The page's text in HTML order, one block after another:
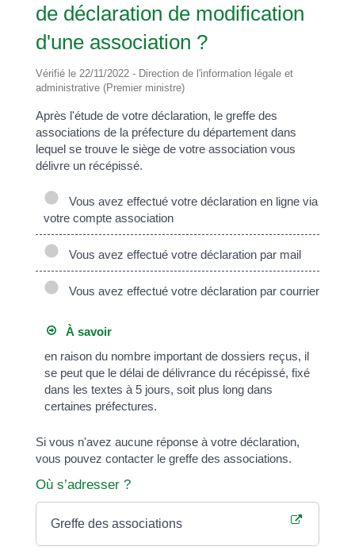
de déclaration de modification
d'une association ?
Vérifié le 22/11/2022 - Direction de l'information légale et
administrative (Premier ministre)
Après l'étude de votre déclaration, le greffe des
associations de la préfecture du département dans
lequel se trouve le siège de votre association vous
délivre un récépissé.
Vous avez effectué votre déclaration en ligne via
votre compte association
Vous avez effectué votre déclaration par mail
Vous avez effectué votre déclaration par courrier
À savoir
en raison du nombre important de dossiers reçus, il
se peut que le délai de délivrance du récépissé, fixé
dans les textes à 5 jours, soit plus long dans
certaines préfectures.
Si vous n'avez aucune réponse à votre déclaration,
vous pouvez contacter le greffe des associations.
Où s’adresser ?
Greffe des associations